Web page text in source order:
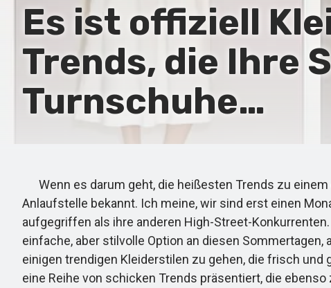
Es ist offiziell
Trends, die Ihre
Turnschuhe…
Wenn es darum geht, die heißesten Trends zu
Anlaufstelle bekannt. Ich meine, wir sind erst einen
aufgegriffen als ihre anderen High-Street-
einfache, aber stilvolle Option an diesen
einigen trendigen Kleiderstilen zu gehen, die frisch
eine Reihe von schicken Trends präsentiert, die